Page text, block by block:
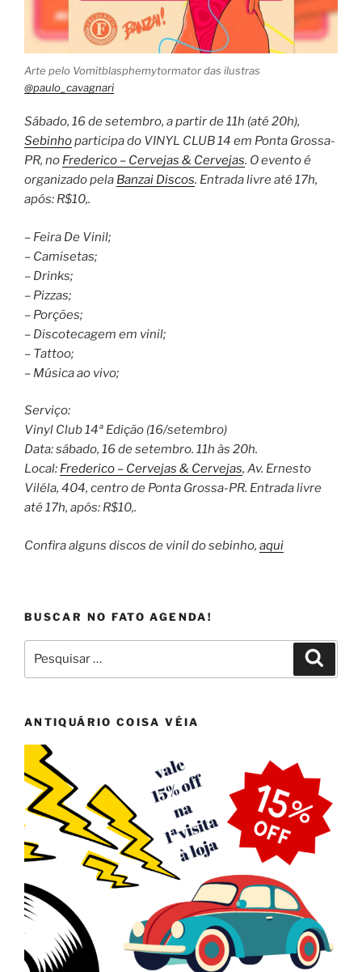
Arte pelo Vomitblasphemytormator das ilustras
@paulo_cavagnari
Sábado, 16 de setembro, a partir de 11h (até 20h),
Sebinhoparticipa do VINYL CLUB 14 em Ponta Grossa-
PR, no Frederico – Cervejas & Cervejas. O evento é
organizado pela Banzai Discos. Entrada livre até 17h,
após: R$10,.
– Feira De Vinil;
– Camisetas;
– Drinks;
– Pizzas;
– Porções;
– Discotecagem em vinil;
– Tattoo;
– Música ao vivo;
Serviço:
Vinyl Club 14ª Edição (16/setembro)
Data: sábado, 16 de setembro. 11h às 20h.
Local: Frederico – Cervejas & Cervejas, Av. Ernesto
Viléla, 404, centro de Ponta Grossa-PR. Entrada livre
até 17h, após: R$10,.
Confira alguns discos de vinil do sebinho, aqui
BUSCAR NO FATO AGENDA!
por:
ANTIQUÁRIO COISA VÉIA